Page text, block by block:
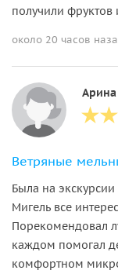
получили фруктов
около 20 часов
Была на
Мигель все
Порекомендовал
каждом помогал
комфортном